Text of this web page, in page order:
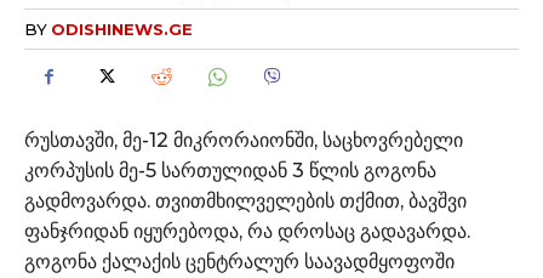
BY ODISHINEWS.GE
რუსთავში, მე-12 მიკრორაიონში, საცხოვრებელი
კორპუსის მე-5 სართულიდან 3 წლის გოგონა
გადმოვარდა. თვითმხილველების თქმით, ბავშვი
ფანჯრიდან იყურებოდა, რა დროსაც გადავარდა.
გოგონა ქალაქის ცენტრალურ საავადმყოფოში